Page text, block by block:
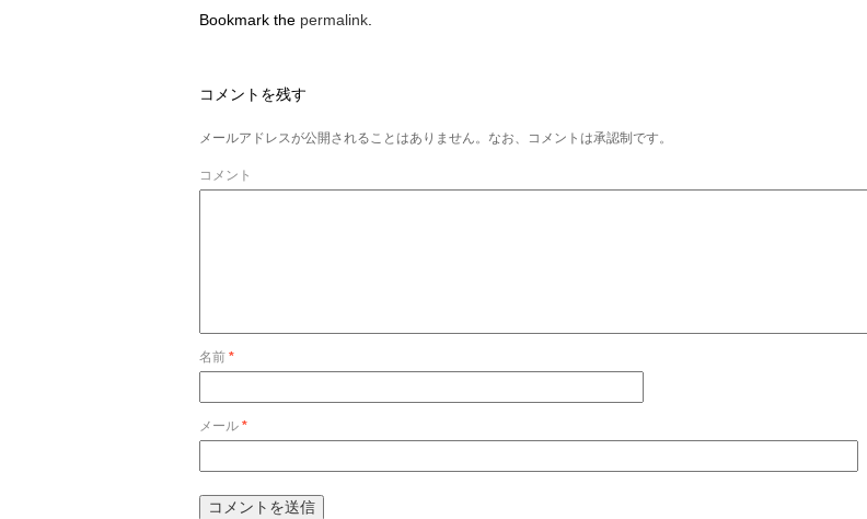
Bookmark the permalink.
コメントを残す
メールアドレスが公開されることはありません。なお、コメントは承認制です。
コメント
名前 *
メール *